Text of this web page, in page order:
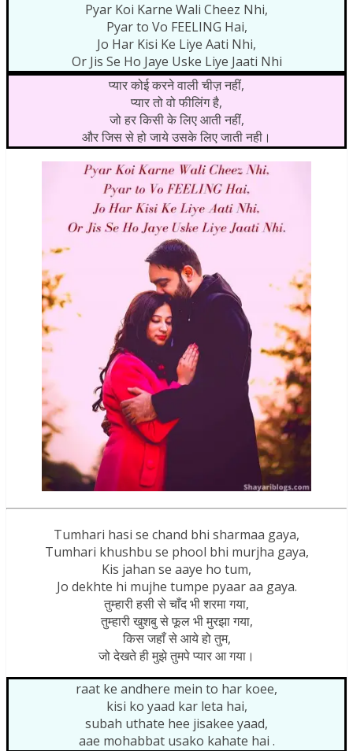
Pyar Koi Karne Wali Cheez Nhi,
Pyar to Vo FEELING Hai,
Jo Har Kisi Ke Liye Aati Nhi,
Or Jis Se Ho Jaye Uske Liye Jaati Nhi
प्यार कोई करने वाली चीज़ नहीं,
प्यार तो वो फीलिंग है,
जो हर किसी के लिए आती नहीं,
और जिस से हो जाये उसके लिए जाती नही।
Tumhari hasi se chand bhi sharmaa gaya,
Tumhari khushbu se phool bhi murjha gaya,
Kis jahan se aaye ho tum,
Jo dekhte hi mujhe tumpe pyaar aa gaya.
तुम्हारी हसी से चाँद भी शरमा गया,
तुम्हारी खुशबु से फूल भी मुरझा गया,
किस जहाँ से आये हो तुम,
जो देखते ही मुझे तुमपे प्यार आ गया।
raat ke andhere mein to har koee,
kisi ko yaad kar leta hai,
subah uthate hee jisakee yaad,
aae mohabbat usako kahate hai .